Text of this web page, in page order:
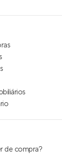
de compra?